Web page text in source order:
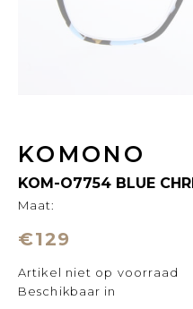
KOMONO
KOM-O7754 BLUE
Maat:
€129
Artikel niet op voorraad
Beschikbaar in